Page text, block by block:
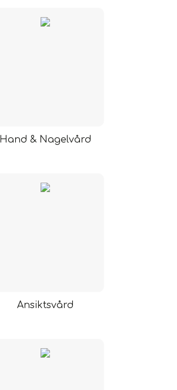
Hand & Nagelvård
Ansiktsvård